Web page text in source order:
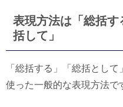
表現方法は「総括
括して」
「総括する」「総括とし
使った一般的な表現方法で